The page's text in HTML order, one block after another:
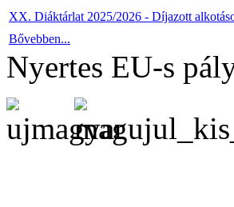
XX. Diáktárlat 2025/2026 - Díjazott
Bővebben...
Nyertes EU-s